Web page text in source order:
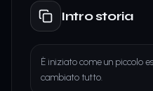
Intro storia
È iniziato come un piccolo
cambiato tutto.